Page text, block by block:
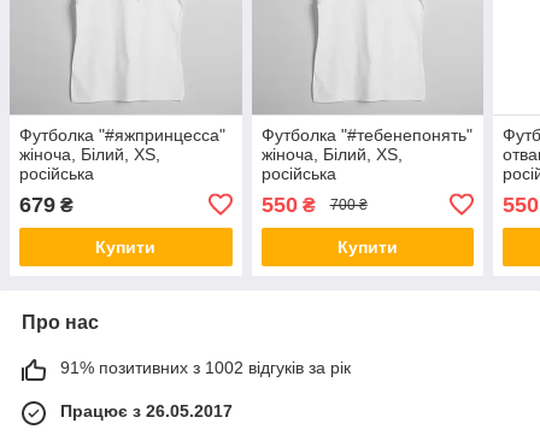
Футболка "#яжпринцесса"
жіноча, Білий, XS,
російська
679 ₴
Купити
Футболка "#тебенепонять"
жіноча, Білий, XS,
російська
550₴ 700 ₴
Купити
550
Про нас
91% позитивних з 1002 відгуків за рік
Працює з 26.05.2017